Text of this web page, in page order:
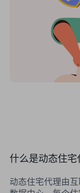
什么是动态住宅
动态住宅代理由